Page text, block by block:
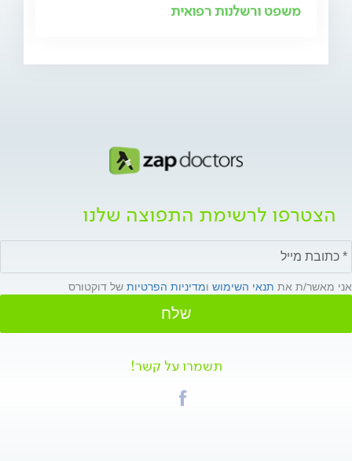
משפט ורשלנות רפואית
הצטרפו לרשימת התפוצה שלנו
אני מאשר/ת את תנאי השימוש ומדיניות הפרטיות של דוקטורס
שלח
תשמרו על קשר!